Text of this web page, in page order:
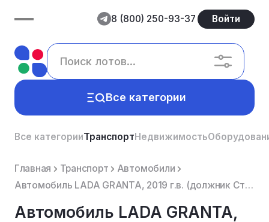
8 (800) 250-93-37 Войти
Все категории
Все категорииТранспортНедвижимость
Главная Транспорт
Автомобили
Автомобиль LADA GRANTA, 2019 г.в. (должник Старостин АС)
Автомобиль LADA GRANTA,